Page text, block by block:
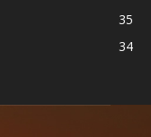
35
34